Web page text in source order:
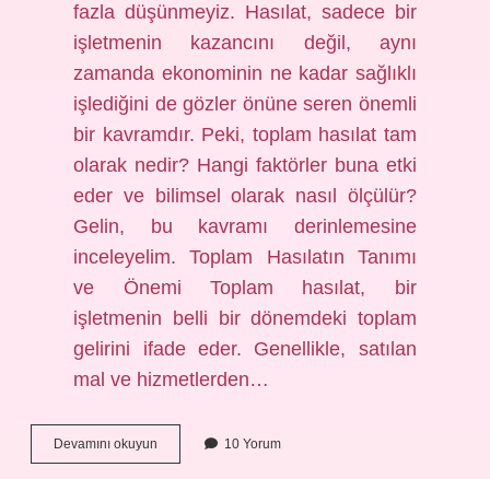
fazla düşünmeyiz. Hasılat, sadece bir
işletmenin kazancını değil, aynı
zamanda ekonominin ne kadar sağlıklı
işlediğini de gözler önüne seren önemli
bir kavramdır. Peki, toplam hasılat tam
olarak nedir? Hangi faktörler buna etki
eder ve bilimsel olarak nasıl ölçülür?
Gelin, bu kavramı derinlemesine
inceleyelim. Toplam Hasılatın Tanımı
ve Önemi Toplam hasılat, bir
işletmenin belli bir dönemdeki toplam
gelirini ifade eder. Genellikle, satılan
mal ve hizmetlerden…
Devamını okuyun
hasılat
10 Yorum